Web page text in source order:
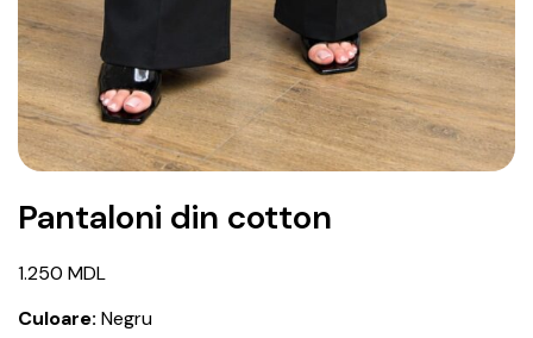
Pantaloni din cotton
1.250 MDL
Culoare: Negru